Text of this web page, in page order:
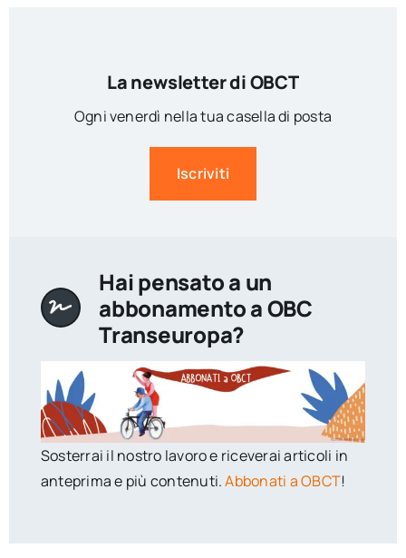
La newsletter di OBCT
Ogni venerdì nella tua casella di posta
Iscriviti
Hai pensato a un
abbonamento a OBC
Transeuropa?
Sosterrai il nostro lavoro e riceverai articoli in
anteprima e più contenuti.Abbonati a OBCT!